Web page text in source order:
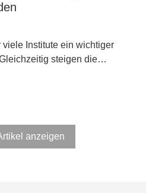
Institute ein wichtiger
steigen die…
anzeigen